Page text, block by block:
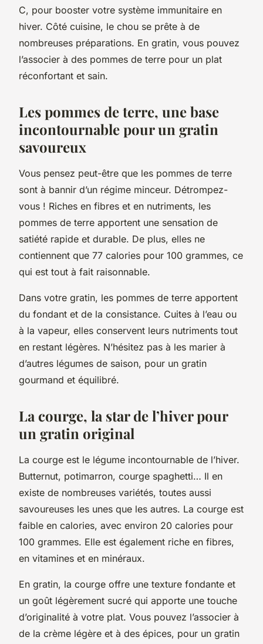
C, pour booster votre système immunitaire en
hiver. Côté cuisine, le chou se prête à de
nombreuses préparations. En gratin, vous pouvez
l’associer à des pommes de terre pour un plat
réconfortant et sain.
Les pommes de terre, une base
incontournable pour un gratin
savoureux
Vous pensez peut-être que les pommes de terre
sont à bannir d’un régime minceur. Détrompez-
vous ! Riches en fibres et en nutriments, les
pommes de terre apportent une sensation de
satiété rapide et durable. De plus, elles ne
contiennent que 77 calories pour 100 grammes, ce
qui est tout à fait raisonnable.
Dans votre gratin, les pommes de terre apportent
du fondant et de la consistance. Cuites à l’eau ou
à la vapeur, elles conservent leurs nutriments tout
en restant légères. N’hésitez pas à les marier à
d’autres légumes de saison, pour un gratin
gourmand et équilibré.
La courge, la star de l’hiver pour
un gratin original
La courge est le légume incontournable de l’hiver.
Butternut, potimarron, courge spaghetti… Il en
existe de nombreuses variétés, toutes aussi
savoureuses les unes que les autres. La courge est
faible en calories, avec environ 20 calories pour
100 grammes. Elle est également riche en fibres,
en vitamines et en minéraux.
En gratin, la courge offre une texture fondante et
un goût légèrement sucré qui apporte une touche
d’originalité à votre plat. Vous pouvez l’associer à
de la crème légère et à des épices, pour un gratin